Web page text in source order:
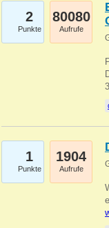
2
Punkte
80080
Aufrufe
1
Punkte
1904
Aufrufe